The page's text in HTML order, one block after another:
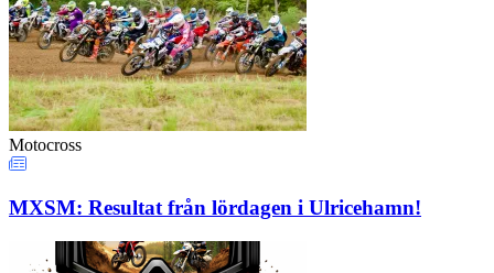
Motocross
MXSM: Resultat från lördagen i Ulricehamn!